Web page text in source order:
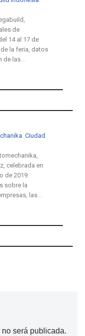
de
14 al 17 de
la feria, datos
de las…
Ciudad
celebrada en
de 2019.
sobre la
las…
será publicada.